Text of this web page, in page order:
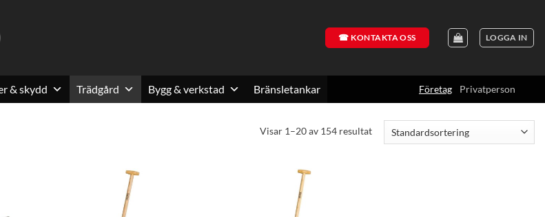
☎ KONTAKTA OSS LOGGA IN
& skydd Trädgård Bygg & verkstad Bränsletankar Företag Privatperson
Visar 1–20 av 154 resultat